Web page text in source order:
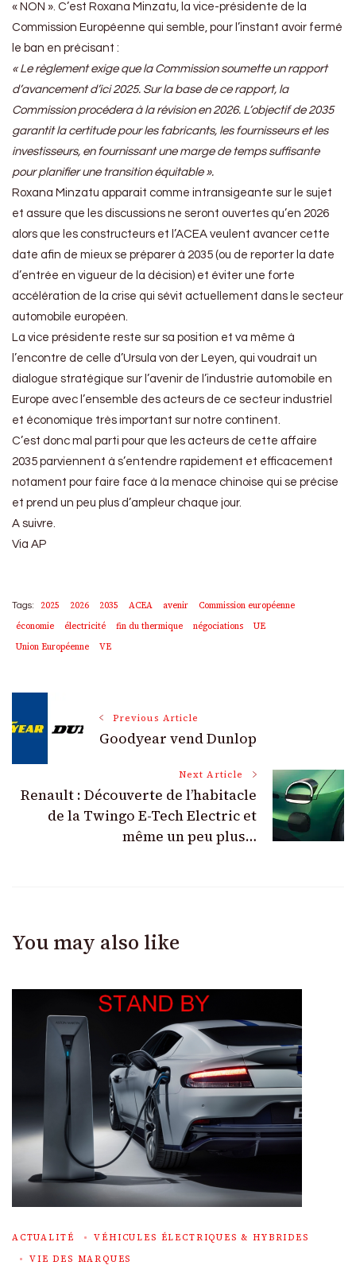
« NON ». C’est Roxana Minzatu, la vice-présidente de la
Commission Européenne qui semble, pour l’instant avoir fermé
le ban en précisant :
« Le règlement exige que la Commission soumette un rapport
d’avancement d’ici 2025. Sur la base de ce rapport, la
Commission procédera à la révision en 2026. L’objectif de 2035
garantit la certitude pour les fabricants, les fournisseurs et les
investisseurs, en fournissant une marge de temps suffisante
pour planifier une transition équitable ».
Roxana Minzatu apparait comme intransigeante sur le sujet
et assure que les discussions ne seront ouvertes qu’en 2026
alors que les constructeurs et l’ACEA veulent avancer cette
date afin de mieux se préparer à 2035 (ou de reporter la date
d’entrée en vigueur de la décision) et éviter une forte
accélération de la crise qui sévit actuellement dans le secteur
automobile européen.
La vice présidente reste sur sa position et va même à
l’encontre de celle d’Ursula von der Leyen, qui voudrait un
dialogue stratégique sur l’avenir de l’industrie automobile en
Europe avec l’ensemble des acteurs de ce secteur industriel
et économique très important sur notre continent.
C’est donc mal parti pour que les acteurs de cette affaire
2035 parviennent à s’entendre rapidement et efficacement
notament pour faire face à la menace chinoise qui se précise
et prend un peu plus d’ampleur chaque jour.
A suivre.
Via AP
Tags: 2025 2026 2035 ACEA avenir
Commission européenne
économie
électricité fin du thermique négociations
UE
Union Européenne
VE
Post
Navigation
Previous Article
Goodyear vend Dunlop
Next Article
Renault : Découverte de l’habitacle
de la Twingo E-Tech Electric et
même un peu plus…
You may also like
ACTUALITÉ
VÉHICULES ÉLECTRIQUES & HYBRIDES
VIE DES MARQUES